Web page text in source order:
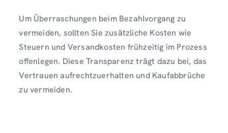
Um Überraschungen beim Bezahlvorgang zu
vermeiden, sollten Sie zusätzliche Kosten wie
Steuern und Versandkosten frühzeitig im Prozess
offenlegen. Diese Transparenz trägt dazu bei, das
Vertrauen aufrechtzuerhalten und Kaufabbrüche
zu vermeiden.